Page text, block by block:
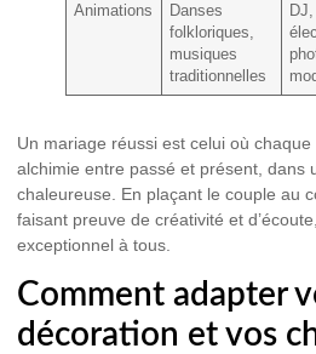
Animations
Danses
folkloriques,
musiques
traditionnelles
Un mariage réussi est celui où
alchimie entre passé et présent, dans
chaleureuse. En plaçant le couple au
faisant preuve de créativité et
exceptionnel à tous.
Comment adapter
décoration et vos